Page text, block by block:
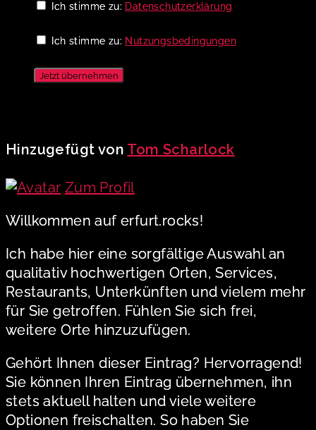
Ich stimme zu: Datenschutzerklärung
Ich stimme zu: Nutzungsbedingungen
Jetzt übernehmen
Hinzugefügt von Tom Scharlock
Zum Profil
Willkommen auf erfurt.rocks!
Ich habe hier eine sorgfältige Auswahl an
qualitativ hochwertigen Orten, Services,
Restaurants, Unterkünften und vielem mehr
für Sie getroffen. Fühlen Sie sich frei,
weitere Orte hinzuzufügen.
Gehört Ihnen dieser Eintrag? Hervorragend!
Sie können Ihren Eintrag übernehmen, ihn
stets aktuell halten und viele weitere
Optionen freischalten. So haben Sie